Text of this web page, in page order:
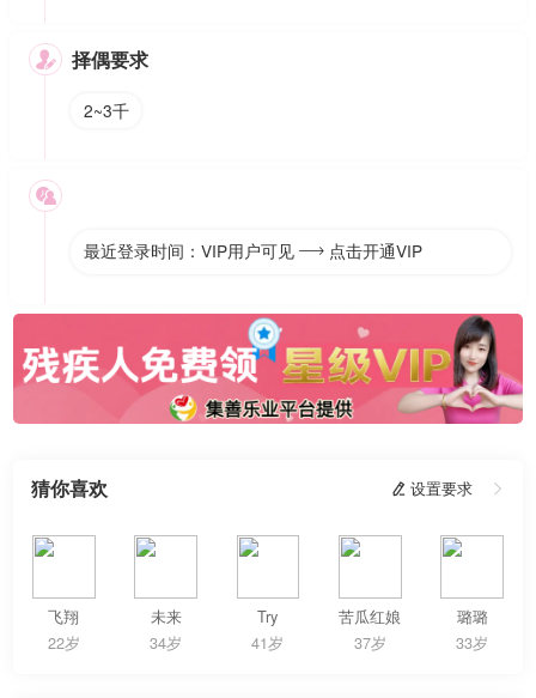
 择偶要求
2~3千

最近登录时间：VIP用户可见  点击开通VIP
猜你喜欢  设置要求 
飞翔
22岁
未来
34岁
Try
41岁
苦瓜红娘
37岁
璐璐
33岁